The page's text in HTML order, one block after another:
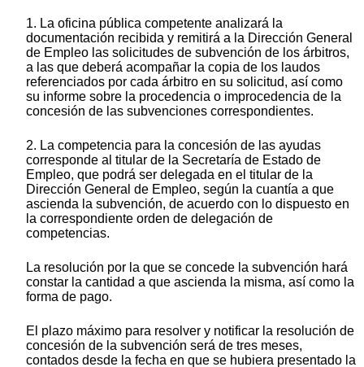
1. La oficina pública competente analizará la
documentación recibida y remitirá a la Dirección General
de Empleo las solicitudes de subvención de los árbitros,
a las que deberá acompañar la copia de los laudos
referenciados por cada árbitro en su solicitud, así como
su informe sobre la procedencia o improcedencia de la
concesión de las subvenciones correspondientes.
2. La competencia para la concesión de las ayudas
corresponde al titular de la Secretaría de Estado de
Empleo, que podrá ser delegada en el titular de la
Dirección General de Empleo, según la cuantía a que
ascienda la subvención, de acuerdo con lo dispuesto en
la correspondiente orden de delegación de
competencias.
La resolución por la que se concede la subvención hará
constar la cantidad a que ascienda la misma, así como la
forma de pago.
El plazo máximo para resolver y notificar la resolución de
concesión de la subvención será de tres meses,
contados desde la fecha en que se hubiera presentado la